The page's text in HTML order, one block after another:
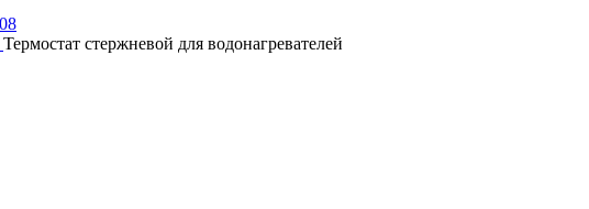
Термостат стержневой для водонагревателей